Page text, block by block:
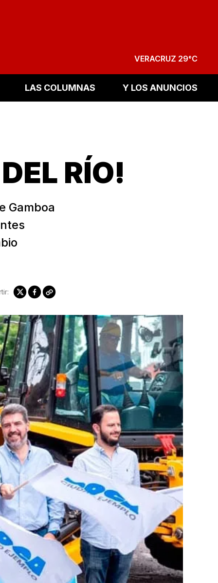
VERACRUZ 29°C
LAS COLUMNAS Y LOS ANUNCIOS
RÍO!
Gamboa